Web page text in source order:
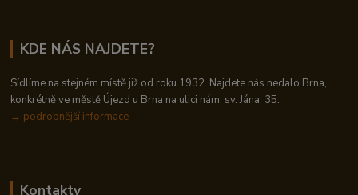
KDE NÁS NAJDETE?
Sídlíme na stejném místě již od roku 1932. Najdete nás nedalo Brna,
konkrétně ve městě Újezd u Brna na ulici nám. sv. Jána, 35.
→ podrobnější informace
Kontakty